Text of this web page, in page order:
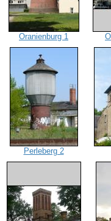
Oranienburg 1
Perleberg 2